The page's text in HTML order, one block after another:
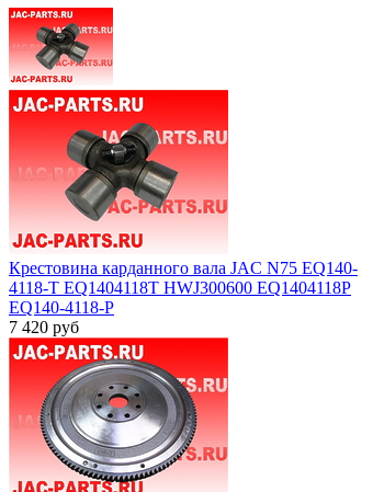
Крестовина карданного вала JAC N75 EQ140-
4118-T EQ1404118T HWJ300600 EQ1404118P
EQ140-4118-P
7 420 руб